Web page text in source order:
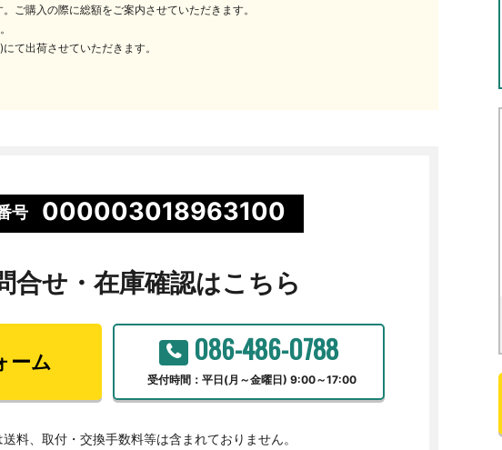
ご購入の際に総額をご案内させていただきます。
て出荷させていただきます。
号 000003018963100
合せ・ 在庫確認はこちら
ーム 086-486-0788
受付時間：平日(月～金曜日) 9:00～17:00
料、取付・交換手数料等は含まれておりません。